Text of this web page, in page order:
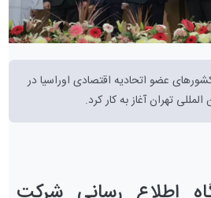
عضو اتحادیه اقتصادی اوراسیا در
تهران آغاز به کار کرد.